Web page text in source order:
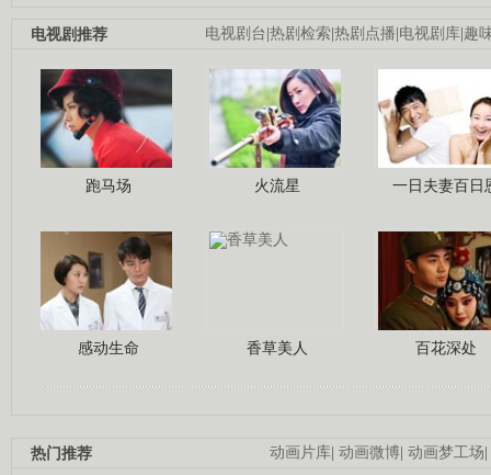
电视剧台|热剧检索|热剧点播|电视剧库|趣
电视剧推荐
跑马场 火流星 一日夫妻百日
感动生命 香草美人 百花深处
动画片库| 动画微博| 动画梦工场|
热门推荐